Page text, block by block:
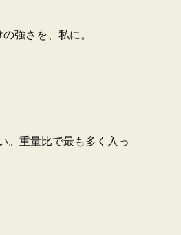
強さを、私に。
。重量比で最も多く入っ